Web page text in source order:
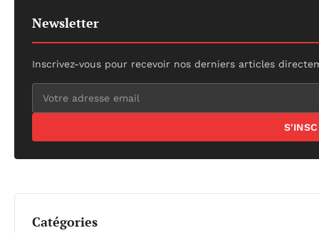
Newsletter
Inscrivez-vous pour recevoir nos derniers articles
Catégories